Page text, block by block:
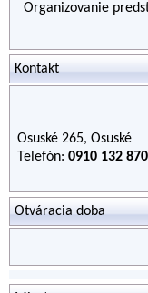
Organizovanie
Kontakt
Osuské 265, Osuské
Telefón: 0910 132 870
Otváracia doba